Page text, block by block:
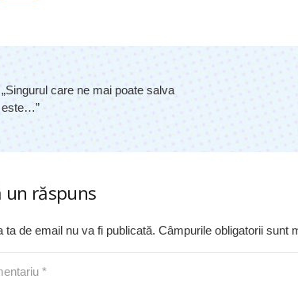
„Singurul care ne mai poate salva
este…”
un răspuns
ta de email nu va fi publicată. Câmpurile obligatorii sunt